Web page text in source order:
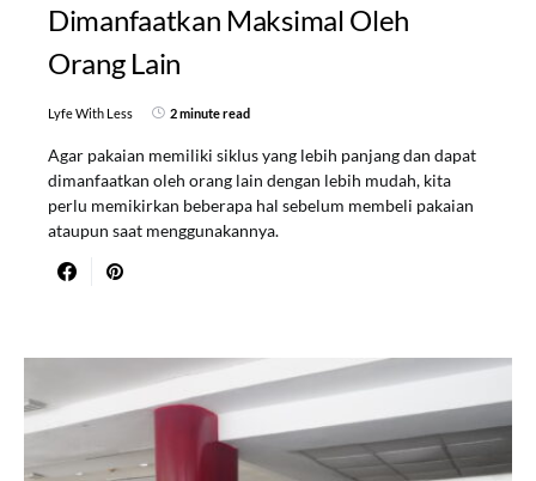
Dimanfaatkan Maksimal Oleh
Orang Lain
Lyfe With Less 2 minute read
Agar pakaian memiliki siklus yang lebih panjang dan dapat
dimanfaatkan oleh orang lain dengan lebih mudah, kita
perlu memikirkan beberapa hal sebelum membeli pakaian
ataupun saat menggunakannya.